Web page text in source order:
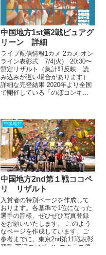
中国地方1st第2戦ピュアグ
リーン 詳細
ライブ配信情報1カメ 2カメ オン
ライン表彰式 7/4(火) 20:30〜
暫定リザルト（集計即反映 読
み込みが遅い場合があります）
詳細な完登結果 2020年より全国
で開催している「のぼコンキ...
中国地方
中国地方2nd第１戦ココペ
リ リザルト
入賞者の特別ページを作成して
おります。各基準で1位になった
選手の皆様、ぜひぜひ写真登録
をお願いいたします。 このよう
なページを作成しています。ご
参考までに。東京2nd第11戦表彰
選手 下記のアドバンスクラス優